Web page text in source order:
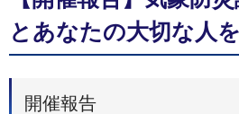
とあなたの大切な人
開催報告